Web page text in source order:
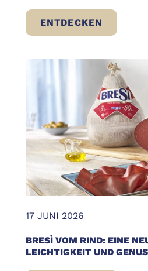
ENTDECKEN
BRESÌ VOM RIND IN
17 JUNI 2026
BRESÌ VOM RIND: EINE
LEICHTIGKEIT UND